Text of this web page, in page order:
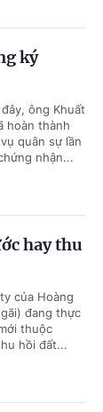
ký
ông Khuất
hoàn thành
quân sự lần
nhận...
hay thu
của Hoàng
đang thực
thuộc
hồi đất...